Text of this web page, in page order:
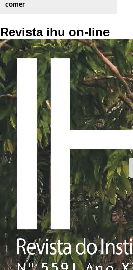
comer
Revista ihu on-line